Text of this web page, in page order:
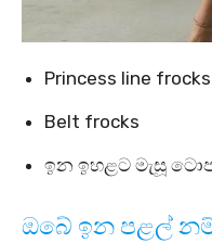
Princess line frocks
Belt frocks
ඉන ඉහළට මැසූ
ඔබේ ඉන පළල්